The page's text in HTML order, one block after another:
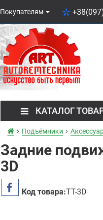
Покупателям
КАТАЛОГ
Подъёмники
Задние
3D
Код товара:TT-3D